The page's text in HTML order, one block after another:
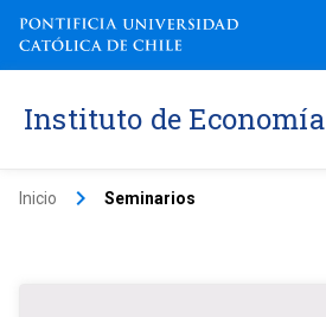
Instituto de Economía
Inicio keyboard_arrow_right Seminarios